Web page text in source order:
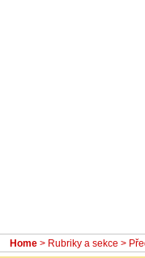
Home > Rubriky a sekce >